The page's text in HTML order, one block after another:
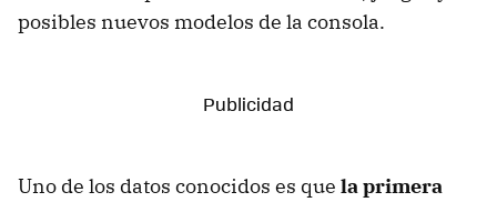
posibles nuevos modelos de la consola.
Uno de los datos conocidos es que la primera